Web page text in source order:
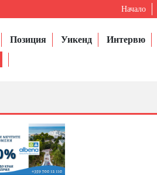
Начало
Позиция Уикенд Интервю